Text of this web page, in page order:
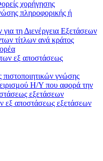
χορήγησης
πληροφορικής ή
τη Διενέργεια Εξετάσεων
τίτλων ανά κράτος
εξ αποστάσεως
γνώσης
Η/Υ που αφορά την
εξετάσεων
εξ αποστάσεως εξετάσεων